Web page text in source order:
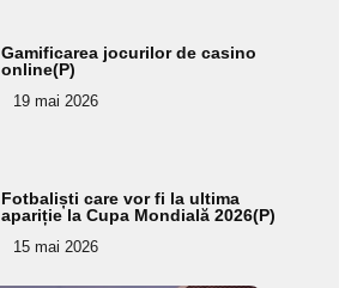
Gamificarea jocurilor de casino
online(P)
19 mai 2026
Fotbaliști care vor fi la ultima
apariție la Cupa Mondială 2026(P)
15 mai 2026